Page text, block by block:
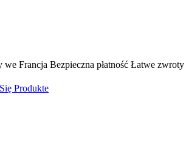
we Francja Bezpieczna płatność Łatwe zwroty
Produkte